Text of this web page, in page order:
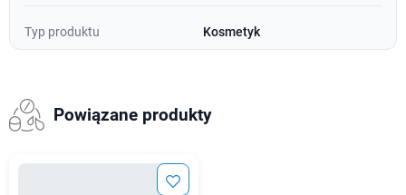
Typ produktu Kosmetyk
Powiązane produkty